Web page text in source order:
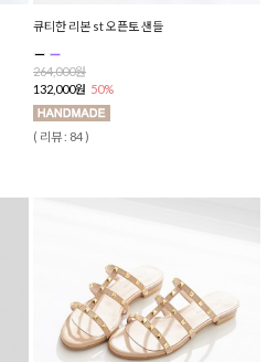
큐티한 리본 st 오픈토 샌들
264,000원
132,000원 50%
( 리뷰 : 84 )